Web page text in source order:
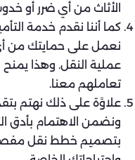
الأثاث من أي ضرر أو
كما أننا نقدم خدمة
نعمل على حمايتك من
عملية النقل. وهذا يمنح
تعاملهم معنا.
علاوًة على ذلك نهتم
ونضمن الاهتمام بأدق
بتصميم خطط نقل